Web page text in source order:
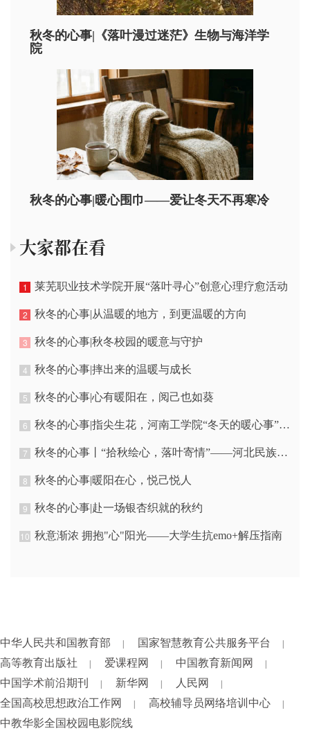
秋冬的心事|《落叶漫过迷茫》生物与海洋学
院
秋冬的心事|暖心围巾——爱让冬天不再寒冷
大家都在看
1 莱芜职业技术学院开展“落叶寻心”创意心理疗愈活动
2 秋冬的心事|从温暖的地方，到更温暖的方向
3 秋冬的心事|秋冬校园的暖意与守护
4 秋冬的心事|摔出来的温暖与成长
5 秋冬的心事|心有暖阳在，阅己也如葵
6 秋冬的心事|指尖生花，河南工学院“冬天的暖心事”园艺贴画完美收官
7 秋冬的心事丨“拾秋绘心，落叶寄情”——河北民族师范学院创意手工活动作品展示
8 秋冬的心事|暖阳在心，悦己悦人
9 秋冬的心事|赴一场银杏织就的秋约
10 秋意渐浓 拥抱"心"阳光——大学生抗emo+解压指南
中华人民共和国教育部 国家智慧教育公共服务平台
高等教育出版社 爱课程网 中国教育新闻网
中国学术前沿期刊 新华网 人民网
全国高校思想政治工作网 高校辅导员网络培训中心
中教华影全国校园电影院线